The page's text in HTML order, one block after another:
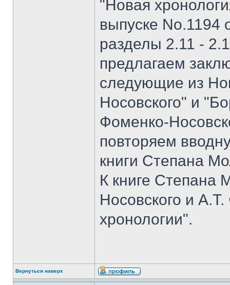
"Новая
выпуске No.1194
разделы 2.11 -
предлагаем
следующие из
Носовского" и
Фоменко-
повторяем
книги Степана
К книге Степана
Носовского и
хронологии".
Вернуться наверх